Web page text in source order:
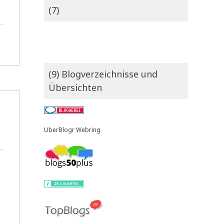
(7)
(9) Blogverzeichnisse und
Übersichten
UberBlogr Webring